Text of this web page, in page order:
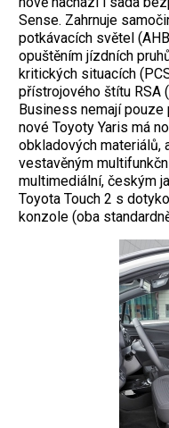
Sense. Zahrnuje
potkávacích světel
opuštěním jízdních
kritických situacích
přístrojového štítu RSA
Business nemají
nové Toyoty Yaris má
obkladových materiálů,
vestavěným
multimediální, českým
Toyota Touch 2 s
konzole (oba